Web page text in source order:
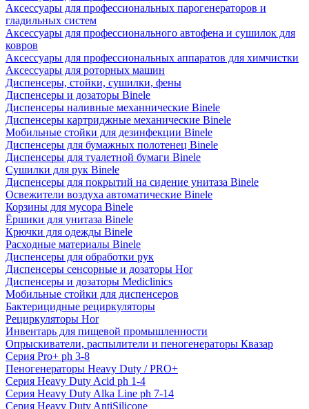
Аксессуары для профессиональных парогенераторов и
гладильных систем
Аксессуары для профессионального автофена и сушилок для
ковров
Аксессуары для профессиональных аппаратов для химчистки
Аксессуары для роторных машин
Диспенсеры, стойки, сушилки, фены
Диспенсеры и дозаторы Binele
Диспенсеры наливные механнические Binele
Диспенсеры картриджные механические Binele
Мобильные стойки для дезинфекции Binele
Диспенсеры для бумажных полотенец Binele
Диспенсеры для туалетной бумаги Binele
Сушилки для рук Binele
Диспенсеры для покрытий на сидение унитаза Binele
Освежители воздуха автоматические Binele
Корзины для мусора Binele
Ёршики для унитаза Binele
Крючки для одежды Binele
Расходные материалы Binele
Диспенсеры для обработки рук
Диспенсеры сенсорные и дозаторы Hor
Диспенсеры и дозаторы Mediclinics
Мобильные стойки для диспенсеров
Бактерицидные рециркуляторы
Рециркуляторы Hor
Инвентарь для пищевой промышленности
Опрыскиватели, распылители и пеногенераторы Квазар
Серия Pro+ ph 3-8
Пеногенераторы Heavy Duty / PRO+
Серия Heavy Duty Acid ph 1-4
Серия Heavy Duty Alka Line ph 7-14
Серия Heavy Duty AntiSilicone